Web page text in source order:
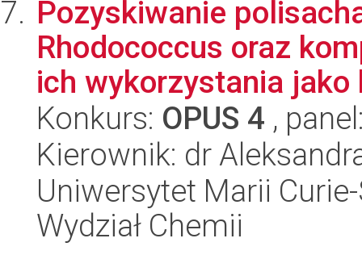
Pozyskiwanie
Rhodococcus oraz
ich wykorzystania jako
Konkurs: OPUS 4 ,
Kierownik: dr
Uniwersytet Marii
Wydział Chemii